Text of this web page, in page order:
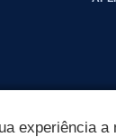
experiência a